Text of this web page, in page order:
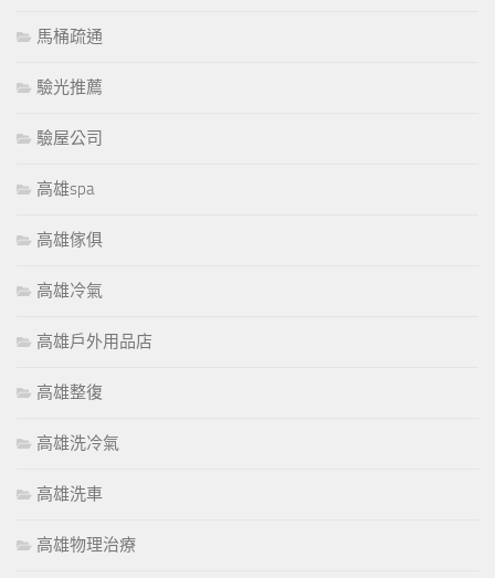
馬桶疏通
驗光推薦
驗屋公司
高雄spa
高雄傢俱
高雄冷氣
高雄戶外用品店
高雄整復
高雄洗冷氣
高雄洗車
高雄物理治療